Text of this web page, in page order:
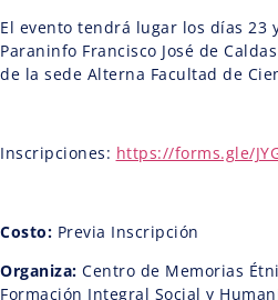
El evento tendrá lugar los días 23
Paraninfo Francisco José de
de la sede Alterna Facultad de
Inscripciones: https://forms.gle/
Costo: Previa Inscripción
Organiza: Centro de Memorias
Formación Integral Social y